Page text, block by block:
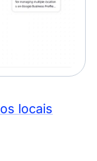
locais